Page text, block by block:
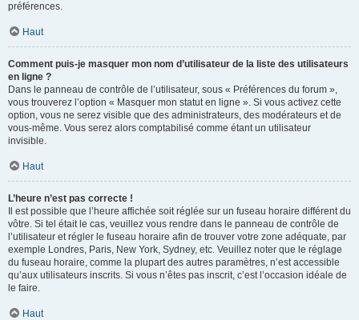
préférences.
Haut
Comment puis-je masquer mon nom d’utilisateur de la liste des utilisateurs
en ligne ?
Dans le panneau de contrôle de l’utilisateur, sous « Préférences du forum »,
vous trouverez l’option « Masquer mon statut en ligne ». Si vous activez cette
option, vous ne serez visible que des administrateurs, des modérateurs et de
vous-même. Vous serez alors comptabilisé comme étant un utilisateur
invisible.
Haut
L’heure n’est pas correcte !
Il est possible que l’heure affichée soit réglée sur un fuseau horaire différent du
vôtre. Si tel était le cas, veuillez vous rendre dans le panneau de contrôle de
l’utilisateur et régler le fuseau horaire afin de trouver votre zone adéquate, par
exemple Londres, Paris, New York, Sydney, etc. Veuillez noter que le réglage
du fuseau horaire, comme la plupart des autres paramètres, n’est accessible
qu’aux utilisateurs inscrits. Si vous n’êtes pas inscrit, c’est l’occasion idéale de
le faire.
Haut